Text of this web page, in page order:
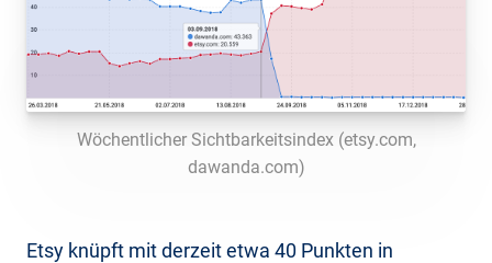
Wöchentlicher Sichtbarkeitsindex (etsy.com,
dawanda.com)
Etsy knüpft mit derzeit etwa 40 Punkten in